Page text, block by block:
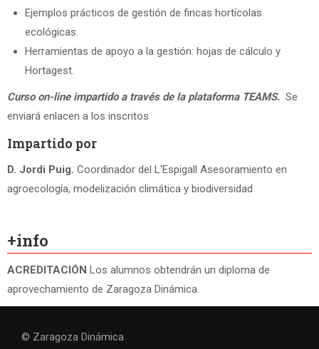
Ejemplos prácticos de gestión de fincas hortícolas
ecológicas.
Herramientas de apoyo a la gestión: hojas de cálculo y
Hortagest.
Curso on-line impartido a través de la plataforma TEAMS. Se
enviará enlacen a los inscritos
Impartido por
D. Jordi Puig. Coordinador del L'Espigall Asesoramiento en
agroecología, modelización climática y biodiversidad
+info
ACREDITACIÓN Los alumnos obtendrán un diploma de
aprovechamiento de Zaragoza Dinámica.
© Zaragoza Dinámica